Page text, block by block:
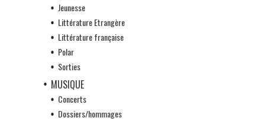
Jeunesse
Littérature Etrangère
Littérature française
Polar
Sorties
MUSIQUE
Concerts
Dossiers/hommages